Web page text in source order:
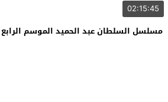
02:15:45
مسلسل السلطان عبد الحميد الموسم الرابع